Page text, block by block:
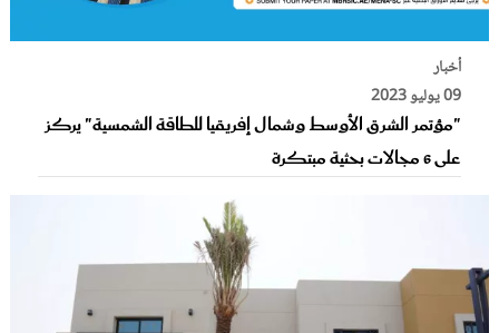
أخبار
09 يوليو 2023
"مؤتمر الشرق الأوسط وشمال إفريقيا للطاقة الشمسية" يركز
على 6 مجالات بحثية مبتكرة